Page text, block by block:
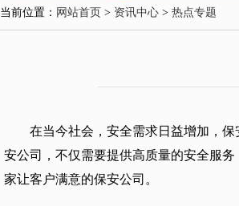
当前位置： 网站首页 > 资讯中心 > 热点专题
在当今社会，安全需求日益增加，
安公司，不仅需要提供高质量的安全服
家让客户满意的保安公司。